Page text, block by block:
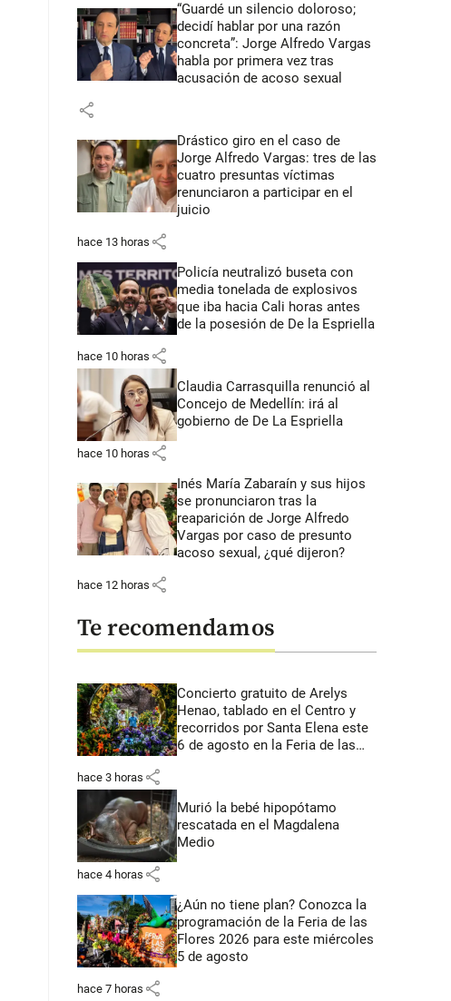
“Guardé un silencio doloroso;
decidí hablar por una razón
concreta”: Jorge Alfredo Vargas
habla por primera vez tras
acusación de acoso sexual
share
Drástico giro en el caso de
Jorge Alfredo Vargas: tres de las
cuatro presuntas víctimas
renunciaron a participar en el
juicio
hace 13 horas share
Policía neutralizó buseta con
media tonelada de explosivos
que iba hacia Cali horas antes
de la posesión de De la Espriella
hace 10 horas share
Claudia Carrasquilla renunció al
Concejo de Medellín: irá al
gobierno de De La Espriella
hace 10 horas share
Inés María Zabaraín y sus hijos
se pronunciaron tras la
reaparición de Jorge Alfredo
Vargas por caso de presunto
acoso sexual, ¿qué dijeron?
hace 12 horas share
Te recomendamos
Concierto gratuito de Arelys
Henao, tablado en el Centro y
recorridos por Santa Elena este
6 de agosto en la Feria de las
hace 3 horas share
Murió la bebé hipopótamo
rescatada en el Magdalena
Medio
hace 4 horas share
¿Aún no tiene plan? Conozca la
programación de la Feria de las
Flores 2026 para este miércoles
5 de agosto
hace 7 horas share